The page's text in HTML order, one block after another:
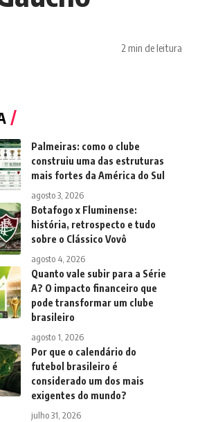
2 min de leitura
Palmeiras: como o clube
construiu uma das estruturas
mais fortes da América do Sul
agosto 3, 2026
Botafogo x Fluminense:
história, retrospecto e tudo
sobre o Clássico Vovô
agosto 4, 2026
Quanto vale subir para a Série
A? O impacto financeiro que
pode transformar um clube
brasileiro
agosto 1, 2026
Por que o calendário do
futebol brasileiro é
considerado um dos mais
exigentes do mundo?
julho 31, 2026